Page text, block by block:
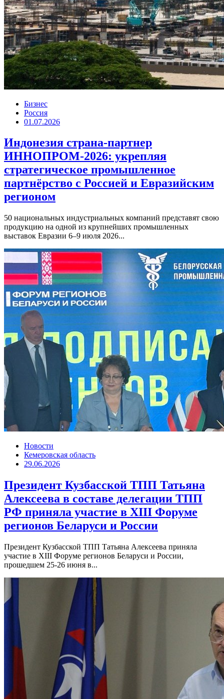
Бизнес
Россия
01.07.2026
Индонезия страна-партнер
ИННОПРОМ-2026: укрепляя
стратегическое промышленное
партнёрство с Россией и Евразийским
регионом
50 национальных индустриальных компаний представят свою
продукцию на одной из крупнейших промышленных
выставок Евразии 6–9 июля 2026...
Новости
Кемеровская область
29.06.2026
Президент Кузбасской ТПП Татьяна
Алексеева в составе делегации ТПП
РФ приняла участие в XIII Форуме
регионов Беларуси и России
Президент Кузбасской ТПП Татьяна Алексеева приняла
участие в XIII Форуме регионов Беларуси и России,
прошедшем 25-26 июня в...